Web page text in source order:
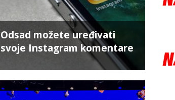
Odsad možete uređivati
svoje Instagram komentare